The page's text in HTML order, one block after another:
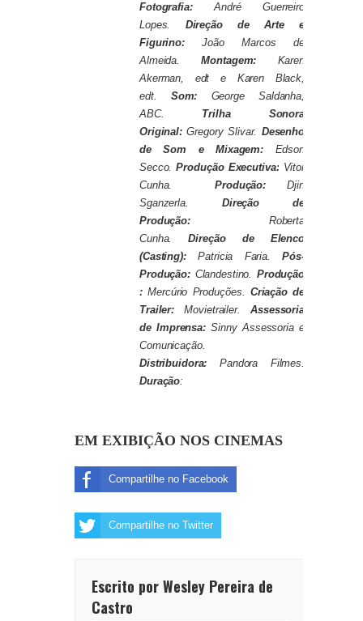
Fotografia:André Guerreiro
Lopes. Direção de Arte e
Figurino:João Marcos de
Almeida.Montagem: Karen
Akerman, edt e Karen Black,
edt. Som: George Saldanha,
ABC. Trilha Sonora
Original:Gregory Slivar. Desenho
de Som e Mixagem: Edson
Secco.Produção Executiva: Vitor
Cunha.
Produção: Djin
Sganzerla. Direção de
Produção:Roberta
Cunha.Direção de Elenco
(Casting):Patricia Faria.Pós-
Produção:Clandestino. Produção
:Mercúrio Produções. Criação de
Trailer: Movietrailer.Assessoria
de Imprensa:Sinny Assessoria e
Comunicação.
Distribuidora: Pandora Filmes.
Duração:
EM EXIBIÇÃO NOS CINEMAS
Compartilhe no Facebook
Compartilhe no Twitter
Escrito por Wesley Pereira de
Castro